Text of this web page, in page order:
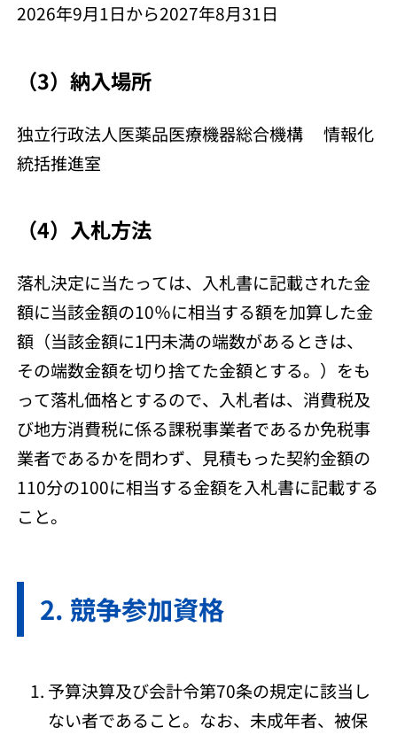
2026年9月1日から2027年8月31日
（3）納入場所
独立行政法人医薬品医療機器総合機構 情報化
統括推進室
（4）入札方法
落札決定に当たっては、入札書に記載された金
額に当該金額の10％に相当する額を加算した金
額（当該金額に1円未満の端数があるときは、
その端数金額を切り捨てた金額とする。）をも
って落札価格とするので、入札者は、消費税及
び地方消費税に係る課税事業者であるか免税事
業者であるかを問わず、見積もった契約金額の
110分の100に相当する金額を入札書に記載する
こと。
競争参加資格
予算決算及び会計令第70条の規定に該当し
ない者であること。なお、未成年者、被保